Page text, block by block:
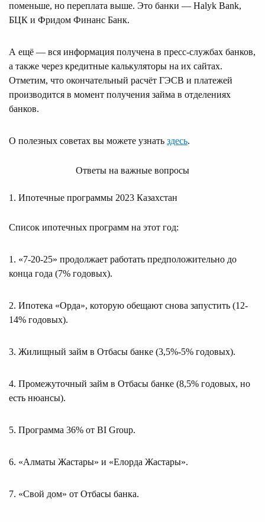
поменьше, но переплата выше. Это банки — Halyk Bank,
БЦК и Фридом Финанс Банк.
А ещё — вся информация получена в пресс-службах банков,
а также через кредитные калькуляторы на их сайтах.
Отметим, что окончательный расчёт ГЭСВ и платежей
производится в момент получения займа в отделениях
банков.
О полезных советах вы можете узнать здесь.
Ответы на важные вопросы
1. Ипотечные программы 2023 Казахстан
Список ипотечных программ на этот год:
1. «7-20-25» продолжает работать предположительно до
конца года (7% годовых).
2. Ипотека «Орда», которую обещают снова запустить (12-
14% годовых).
3. Жилищный займ в Отбасы банке (3,5%-5% годовых).
4. Промежуточный займ в Отбасы банке (8,5% годовых, но
есть нюансы).
5. Программа 36% от BI Group.
6. «Алматы Жастары» и «Елорда Жастары».
7. «Свой дом» от Отбасы банка.